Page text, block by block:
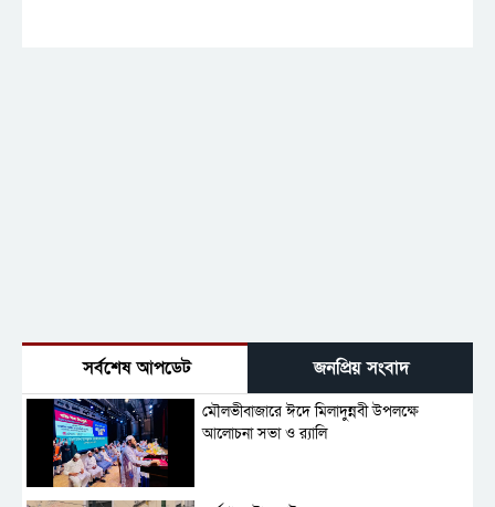
সর্বশেষ আপডেট জনপ্রিয় সংবাদ
মৌলভীবাজারে ঈদে মিলাদুন্নবী উপলক্ষে
আলোচনা সভা ও র‍্যালি